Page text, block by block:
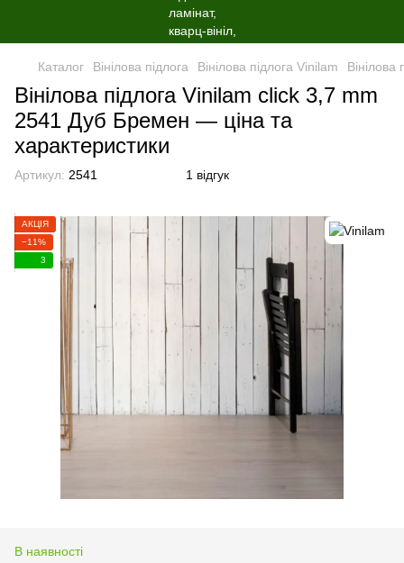
Каталог Вінілова пiдлога Вінілова пiдлога Vinilam
Вінілова підлога Vinilam click 3,7 mm
2541 Дуб Бремен — ціна та
характеристики
Артикул: 2541 1 відгук
АКЦІЯ
−11%
3
В наявності